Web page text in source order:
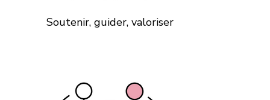
Soutenir, guider, valoriser